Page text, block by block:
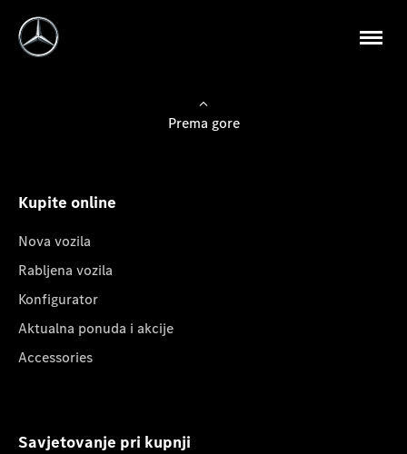
Prema gore
Kupite online
Nova vozila
Rabljena vozila
Konfigurator
Aktualna ponuda i akcije
Accessories
Savjetovanje pri kupnji